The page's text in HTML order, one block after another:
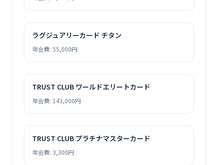
ラグジュアリーカード チタン
年会費: 55,000円
TRUST CLUB ワールドエリートカード
年会費: 143,000円
TRUST CLUB プラチナマスターカード
年会費: 3,300円